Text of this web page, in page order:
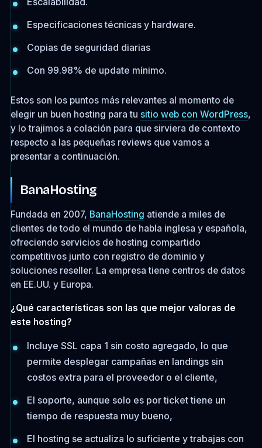
Especificaciones técnicas y hardware.
Copias de seguridad diarias
Con 99.98% de update mínimo.
Estos son los puntos más relevantes al momento de
elegir un buen hosting para tu sitio web con WordPress,
y lo trajimos a colación para que sirviera de contexto
respecto a las pequeñas reviews que vamos a
presentar a continuación.
BanaHosting
Fundada en 2007, BanaHosting atiende a miles de
clientes de todo el mundo de habla inglesa y española,
ofreciendo servicios de hosting compartido
competitivos junto con registro de dominio y
soluciones reseller. La empresa tiene centros de datos
en EE.UU. y Europa.
¿Qué características son las que mejor valoras de
este hosting?
Incluye SSL capa 1 sin costo agregado, lo que
permite desplegar campañas en landings sin
costos extra para el proveedor o el cliente,
El soporte, aunque solo es por ticket tiene un
tiempo de respuesta muy bueno,
El hosting se actualiza lo suficiente y trabajas con